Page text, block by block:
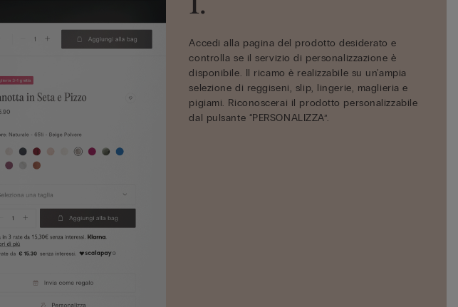
Accedi alla pagina del prodotto desiderato e
controlla se il servizio di personalizzazione è
disponibile. Il ricamo è realizzabile su un'ampia
selezione di reggiseni, slip, lingerie, maglieria e
pigiami. Riconoscerai il prodotto personalizzabile
dal pulsante “PERSONALIZZA”.
Inizia ora il tuo processo di personalizzazione:
inserisci un testo, delle iniziali o una data
(massimo 5 caratteri). Sono ammessi solo caratteri
dell'alfabeto latino.
Scegli la posizione, il font e il colore per la
realizzazione del ricamo.